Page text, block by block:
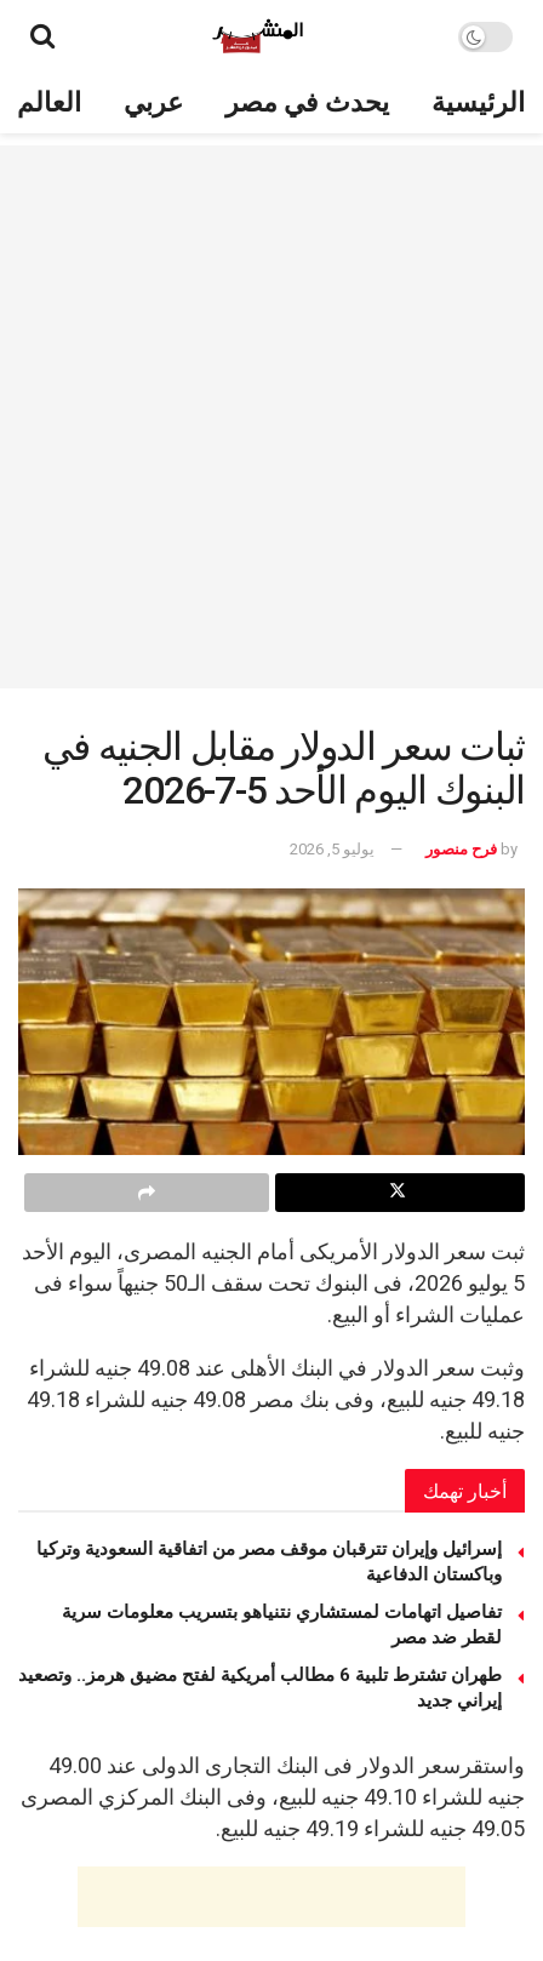
الرئيسية يحدث في مصر عربي العالم
ثبات سعر الدولار مقابل الجنيه في
البنوك اليوم الأحد 5-7-2026
by فرح منصور يوليو 5, 2026
ثبت سعر الدولار الأمريكى أمام الجنيه المصرى، اليوم الأحد
5 يوليو 2026، فى البنوك تحت سقف الـ50 جنيهاً سواء فى
عمليات الشراء أو البيع.
وثبت سعر الدولار في البنك الأهلى عند 49.08 جنيه للشراء
49.18 جنيه للبيع، وفى بنك مصر 49.08 جنيه للشراء 49.18
جنيه للبيع.
أخبار تهمك
إسرائيل وإيران تترقبان موقف مصر من اتفاقية السعودية وتركيا
وباكستان الدفاعية
تفاصيل اتهامات لمستشاري نتنياهو بتسريب معلومات سرية
لقطر ضد مصر
طهران تشترط تلبية 6 مطالب أمريكية لفتح مضيق هرمز.. وتصعيد
إيراني جديد
واستقرسعر الدولار فى البنك التجارى الدولى عند 49.00
جنيه للشراء 49.10 جنيه للبيع، وفى البنك المركزي المصرى
49.05 جنيه للشراء 49.19 جنيه للبيع.